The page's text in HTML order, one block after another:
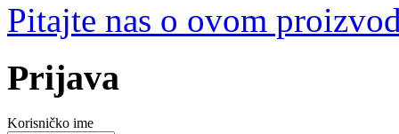
Pitajte nas o ovom
Prijava
Korisničko ime